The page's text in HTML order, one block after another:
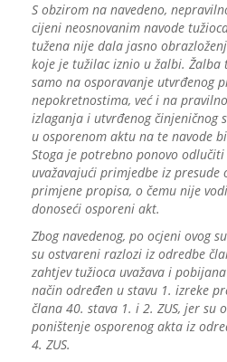
S obzirom na navedeno,
cijeni neosnovanim navode
tužena nije dala jasno
koje je tužilac iznio u žalbi. Žalba
samo na osporavanje utvrđenog
nepokretnostima, već i na
izlaganja i utvrđenog činjeničnog
u osporenom aktu na te navode
Stoga je potrebno ponovo
uvažavajući primjedbe iz presude
primjene propisa, o čemu nije
donoseći osporeni akt.
Zbog navedenog, po ocjeni ovog
su ostvareni razlozi iz odredbe
zahtjev tužioca uvažava i
način određen u stavu 1. izreke
člana 40. stava 1. i 2. ZUS, jer su
poništenje osporenog akta iz
4. ZUS.